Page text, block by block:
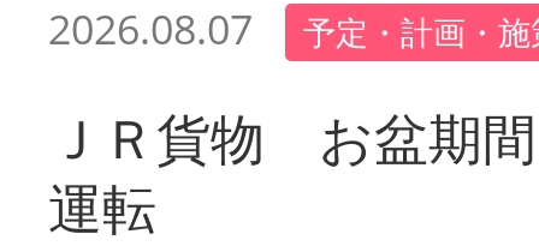
2026.08.07 予定・計画・
ＪＲ貨物 お盆期
運転